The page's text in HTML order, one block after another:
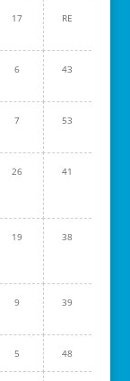
17 RE
6 43
7 53
26 41
19 38
9 39
5 48